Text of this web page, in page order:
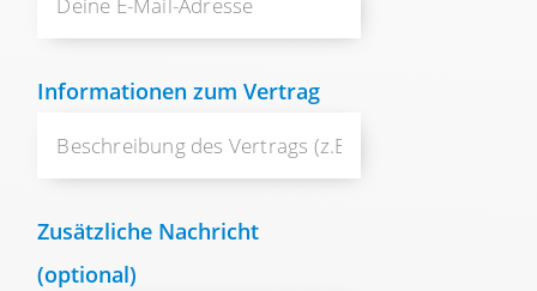
Informationen zum Vertrag
Zusätzliche Nachricht
(optional)